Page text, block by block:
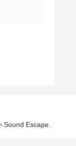
Sound Escape.